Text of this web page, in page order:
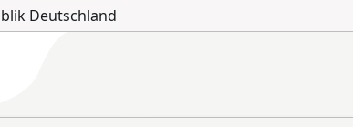
Deutschland